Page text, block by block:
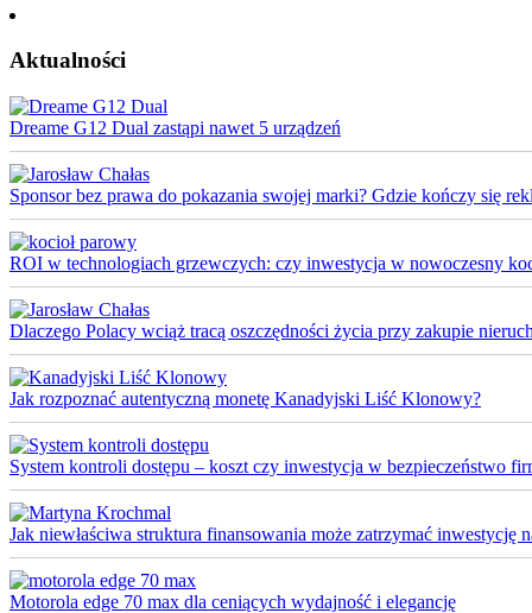
Aktualności
Dreame G12 Dual zastąpi nawet 5 urządzeń
Sponsor bez prawa do pokazania swojej marki? Gdzie kończy się
ROI w technologiach grzewczych: czy inwestycja w nowoczesny
Dlaczego Polacy wciąż tracą oszczędności życia przy zakupie
Jak rozpoznać autentyczną monetę Kanadyjski Liść Klonowy?
System kontroli dostępu – koszt czy inwestycja w bezpieczeństwo
Jak niewłaściwa struktura finansowania może zatrzymać inwestycję
Motorola edge 70 max dla ceniących wydajność i elegancję